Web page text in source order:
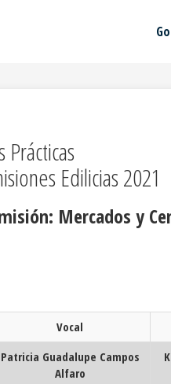
Edilicias 2021
Mercados y
Vocal
Patricia Guadalupe Campos
Alfaro